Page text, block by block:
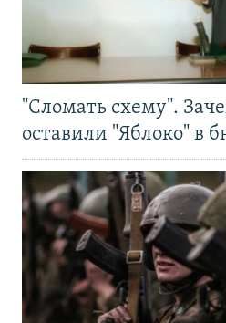
"Сломать схему".
оставили "Яблоко" в